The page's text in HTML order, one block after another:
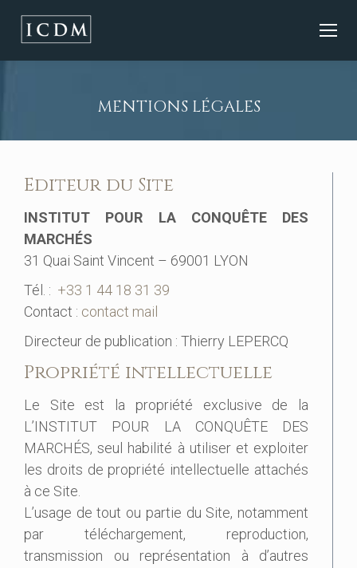
MENTIONS LÉGALES
Editeur du Site
INSTITUT POUR LA CONQUÊTE DES
MARCHÉS
31 Quai Saint Vincent – 69001 LYON
Tél. : +33 1 44 18 31 39
Contact : contact mail
Directeur de publication : Thierry LEPERCQ
Propriété intellectuelle
Le Site est la propriété exclusive de la
L’INSTITUT POUR LA CONQUÊTE DES
MARCHÉS, seul habilité à utiliser et exploiter
les droits de propriété intellectuelle attachés
à ce Site.
L’usage de tout ou partie du Site, notamment
par téléchargement, reproduction,
transmission ou représentation à d’autres